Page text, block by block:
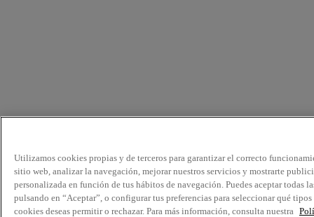
Utilizamos cookies propias y de terceros para garantizar el correcto
sitio web, analizar la navegación, mejorar nuestros servicios y mostrarte
personalizada en función de tus hábitos de navegación. Puedes aceptar todas
pulsando en “Aceptar”, o configurar tus preferencias para seleccionar qué tipos
cookies deseas permitir o rechazar. Para más información, consulta nuestra